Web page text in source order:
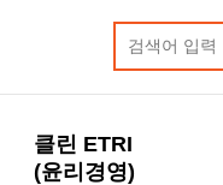
클린 ETRI
(윤리경영)